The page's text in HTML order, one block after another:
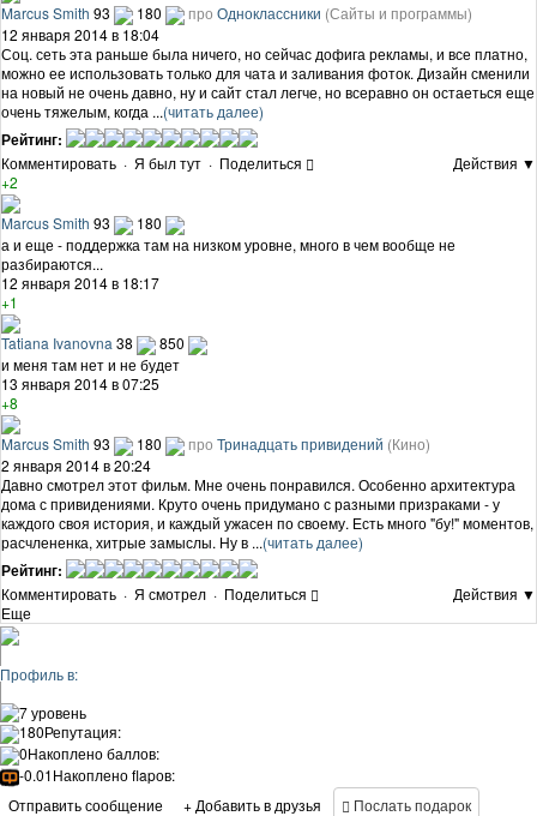
Marcus Smith 93 180 про Одноклассники (Сайты и программы)
12 января 2014 в 18:04
Соц. сеть эта раньше была ничего, но сейчас дофига рекламы, и все платно,
можно ее использовать только для чата и заливания фоток. Дизайн сменили
на новый не очень давно, ну и сайт стал легче, но всеравно он остаеться еще
очень тяжелым, когда ...(читать далее)
Рейтинг:
Комментировать · Я был тут · Поделиться
Действия ▼
+2
Marcus Smith 93
180
а и еще - поддержка там на низком уровне, много в чем вообще не
разбираются...
12 января 2014 в 18:17
+1
Tatiana Ivanovna 38
850
и меня там нет и не будет
13 января 2014 в 07:25
+8
Marcus Smith 93 180 про Тринадцать привидений (Кино)
2 января 2014 в 20:24
Давно смотрел этот фильм. Мне очень понравился. Особенно архитектура
дома с привидениями. Круто очень придумано с разными призраками - у
каждого своя история, и каждый ужасен по своему. Есть много "бу!" моментов,
расчлененка, хитрые замыслы. Ну в ...(читать далее)
Рейтинг:
Комментировать · Я смотрел · Поделиться
Действия ▼
Еще
Профиль в:
7 уровень
180Репутация:
0Накоплено баллов:
-0.01Накоплено flapов:
Отправить сообщение
+ Добавить в друзья Послать подарок